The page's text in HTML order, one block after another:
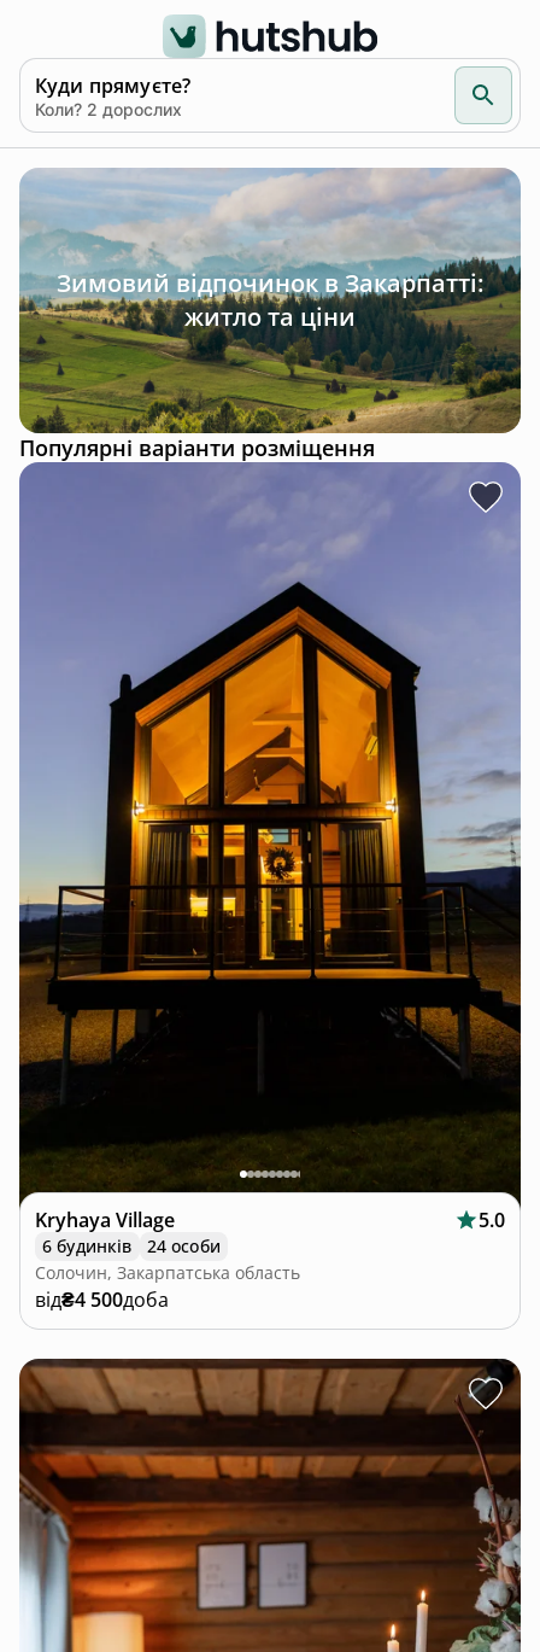
Куди прямуєте?
Коли? 2 дорослих
Зимовий відпочинок в Закарпатті:
житло та ціни
Популярні варіанти розміщення
Kryhaya Village 5.0
6 будинків
24 особи
Солочин, Закарпатська область
від₴4 500доба